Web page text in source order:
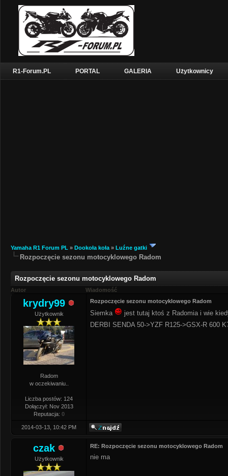
R1-Forum.PL PORTAL GALERIA Użytkownicy
Yamaha R1 Forum PL » Dookoła koła » Luźne gatki
Rozpoczęcie sezonu motocyklowego Radom
Rozpoczęcie sezonu motocyklowego Radom
Autor Wiadomość
krydry99
Użytkownik
Radom
w oczekiwaniu..
Liczba postów: 124
Dołączył: Nov 2013
Reputacja: 0
Rozpoczęcie sezonu motocyklowego Radom
Siemka
jest tutaj ktoś z Radomia i wie
DERBI SENDA 50->YZF R125->GSX-R 600
2014-03-13, 10:42 PM
czak
Użytkownik
RE: Rozpoczęcie sezonu motocyklowego Radom
nie ma